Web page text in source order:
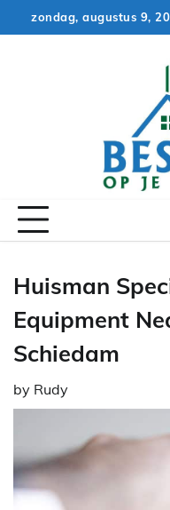
to
zondag, augustus 9,
Huisman
Equipment
Schiedam
by Rudy